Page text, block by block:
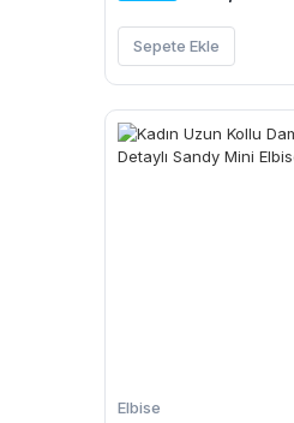
Sepete Ekle
Elbise